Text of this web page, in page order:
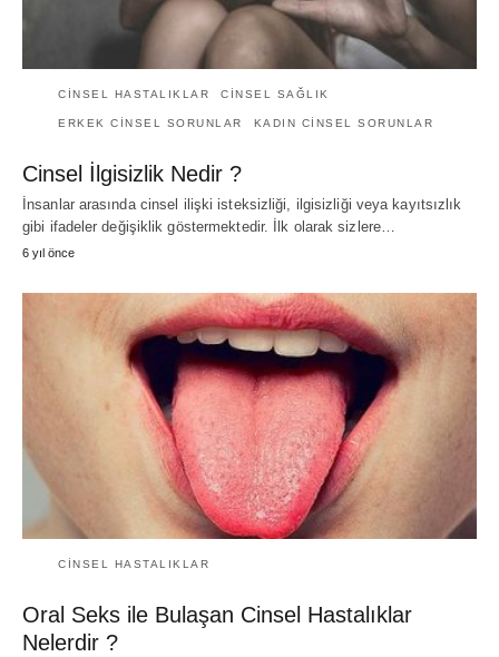
CINSEL HASTALIKLAR CINSEL SAĞLIK
ERKEK CINSEL SORUNLAR KADIN CINSEL SORUNLAR
Cinsel İlgisizlik Nedir ?
İnsanlar arasında cinsel ilişki isteksizliği, ilgisizliği veya kayıtsızlık
gibi ifadeler değişiklik göstermektedir. İlk olarak sizlere…
6 yıl önce
CINSEL HASTALIKLAR
Oral Seks ile Bulaşan Cinsel Hastalıklar
Nelerdir ?